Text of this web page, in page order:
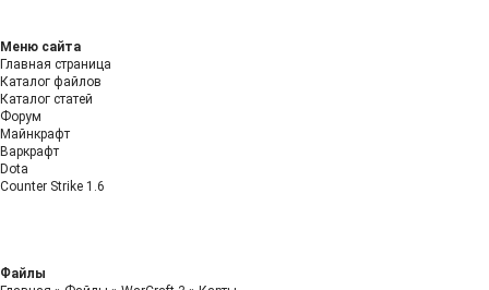
Меню сайта
Главная страница
Каталог файлов
Каталог статей
Форум
Майнкрафт
Варкрафт
Dota
Counter Strike 1.6
Файлы